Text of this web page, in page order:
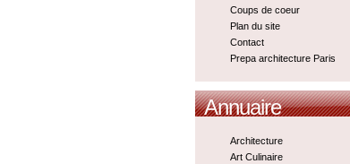
Coups de coeur
Plan du site
Contact
Prepa architecture Paris
Annuaire
Architecture
Art Culinaire